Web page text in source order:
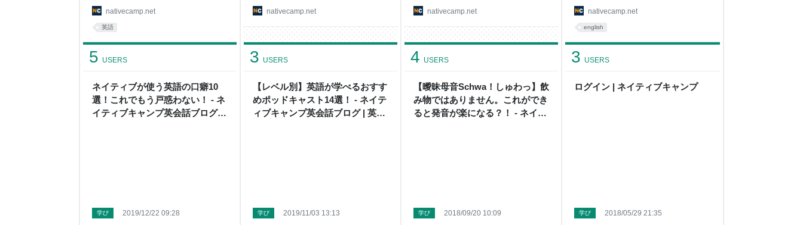
nativecamp.net
英語
nativecamp.net nativecamp.net nativecamp.net
english
ネイティブが使う英語の口癖10
選！これでもう戸惑わない！ - ネ
イティブキャンプ英会話ブログ |
5 USERS
学び 2019/12/22 09:28
【レベル別】英語が学べるおすす
めポッドキャスト14選！ - ネイテ
ィブキャンプ英会話ブログ | 英会
3 USERS
学び 2019/11/03 13:13
【曖昧母音Schwa！しゅわっ】飲
み物ではありません。これができ
ると発音が楽になる？！ - ネイテ
4 USERS
学び 2018/09/20 10:09
ログイン | ネイティブキャンプ
3 USERS
学び 2018/05/29 21:35